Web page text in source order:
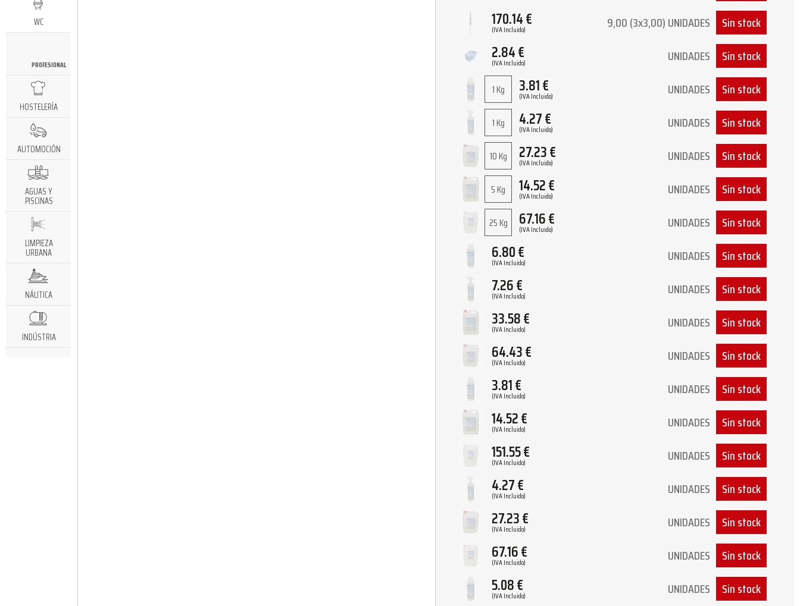
WC
PROFESIONAL
HOSTELERÍA
AUTOMOCIÓN
AGUAS Y
PISCINAS
LIMPIEZA
URBANA
NÁUTICA
INDÚSTRIA
170.14€
(IVA Incluido) 9,00 (3x3,00) UNIDADES Sin stock
2.84€
(IVA Incluido) UNIDADES Sin stock
1 Kg 3.81€
(IVA Incluido) UNIDADES Sin stock
1 Kg 4.27€
(IVA Incluido) UNIDADES Sin stock
10 Kg 27.23€
(IVA Incluido) UNIDADES Sin stock
5 Kg 14.52€
(IVA Incluido) UNIDADES Sin stock
25 Kg 67.16€
(IVA Incluido) UNIDADES Sin stock
6.80€
(IVA Incluido) UNIDADES Sin stock
7.26€
(IVA Incluido) UNIDADES Sin stock
33.58€
(IVA Incluido) UNIDADES Sin stock
64.43€
(IVA Incluido) UNIDADES Sin stock
3.81€
(IVA Incluido) UNIDADES Sin stock
14.52€
(IVA Incluido) UNIDADES Sin stock
151.55€
(IVA Incluido) UNIDADES Sin stock
4.27€
(IVA Incluido) UNIDADES Sin stock
27.23€
(IVA Incluido) UNIDADES Sin stock
67.16€
(IVA Incluido) UNIDADES Sin stock
5.08€
(IVA Incluido) UNIDADES Sin stock